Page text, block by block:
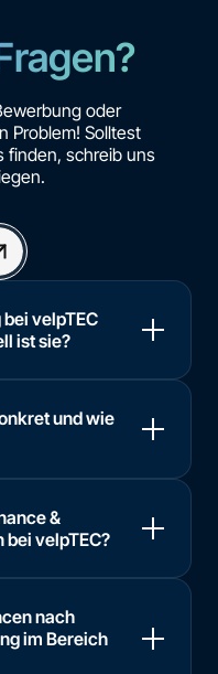
oder
Problem! Solltest
finden, schreib uns
velpTEC
ist sie?
und wie
&
velpTEC?
nach
im Bereich